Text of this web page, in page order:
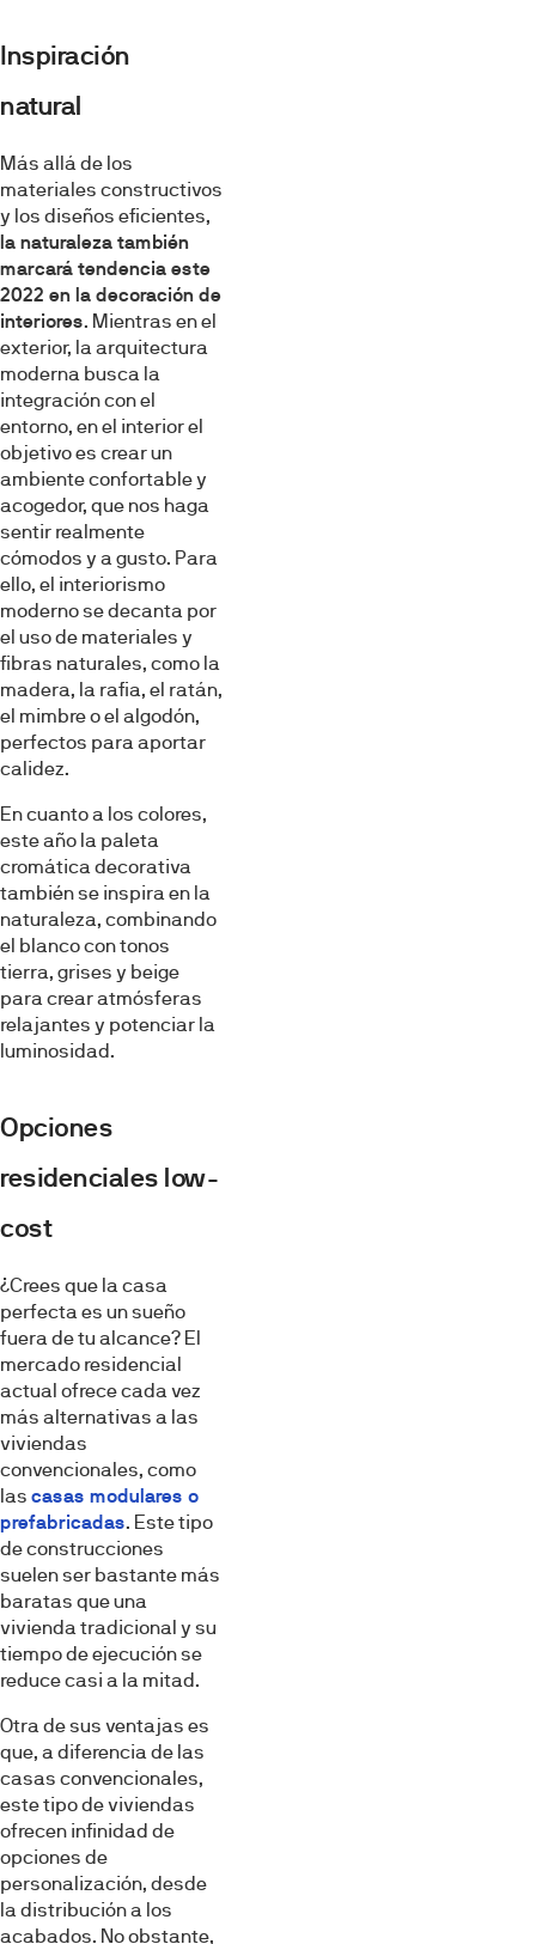
Inspiración
natural
Más allá de los
materiales constructivos
y los diseños eficientes,
la naturaleza también
marcará tendencia este
2022 en la decoración de
interiores. Mientras en el
exterior, la arquitectura
moderna busca la
integración con el
entorno, en el interior el
objetivo es crear un
ambiente confortable y
acogedor, que nos haga
sentir realmente
cómodos y a gusto. Para
ello, el interiorismo
moderno se decanta por
el uso de materiales y
fibras naturales, como la
madera, la rafia, el ratán,
el mimbre o el algodón,
perfectos para aportar
calidez.
En cuanto a los colores,
este año la paleta
cromática decorativa
también se inspira en la
naturaleza, combinando
el blanco con tonos
tierra, grises y beige
para crear atmósferas
relajantes y potenciar la
luminosidad.
Opciones
residenciales low-
cost
¿Crees que la casa
perfecta es un sueño
fuera de tu alcance? El
mercado residencial
actual ofrece cada vez
más alternativas a las
viviendas
convencionales, como
las casas modulares o
prefabricadas. Este tipo
de construcciones
suelen ser bastante más
baratas que una
vivienda tradicional y su
tiempo de ejecución se
reduce casi a la mitad.
Otra de sus ventajas es
que, a diferencia de las
casas convencionales,
este tipo de viviendas
ofrecen infinidad de
opciones de
personalización, desde
la distribución a los
acabados. No obstante,